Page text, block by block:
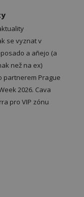
se vyznat v
a añejo (a
než na ex)
partnerem Prague
2026. Cava
pro VIP zónu